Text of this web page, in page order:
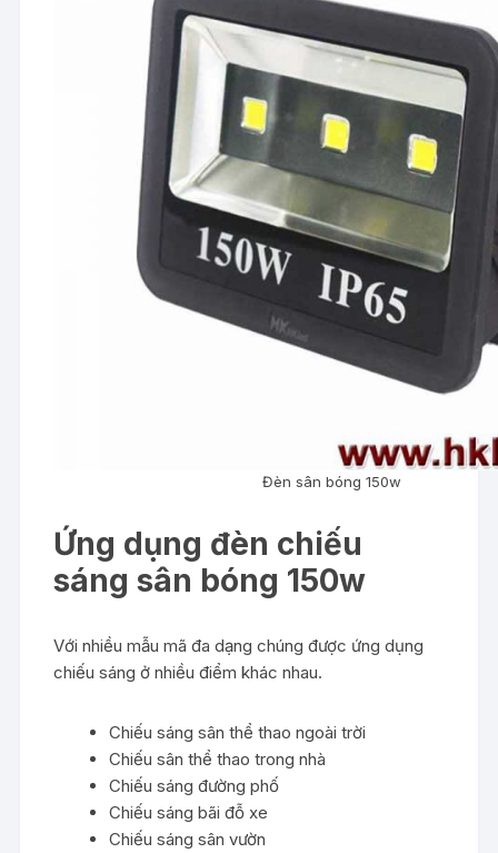
Đèn sân bóng 150w
Ứng dụng đèn chiếu
sáng sân bóng 150w
Với nhiều mẫu mã đa dạng chúng được ứng dụng
chiếu sáng ở nhiều điểm khác nhau.
Chiếu sáng sân thể thao ngoài trời
Chiếu sân thể thao trong nhà
Chiếu sáng đường phố
Chiếu sáng bãi đỗ xe
Chiếu sáng sân vườn